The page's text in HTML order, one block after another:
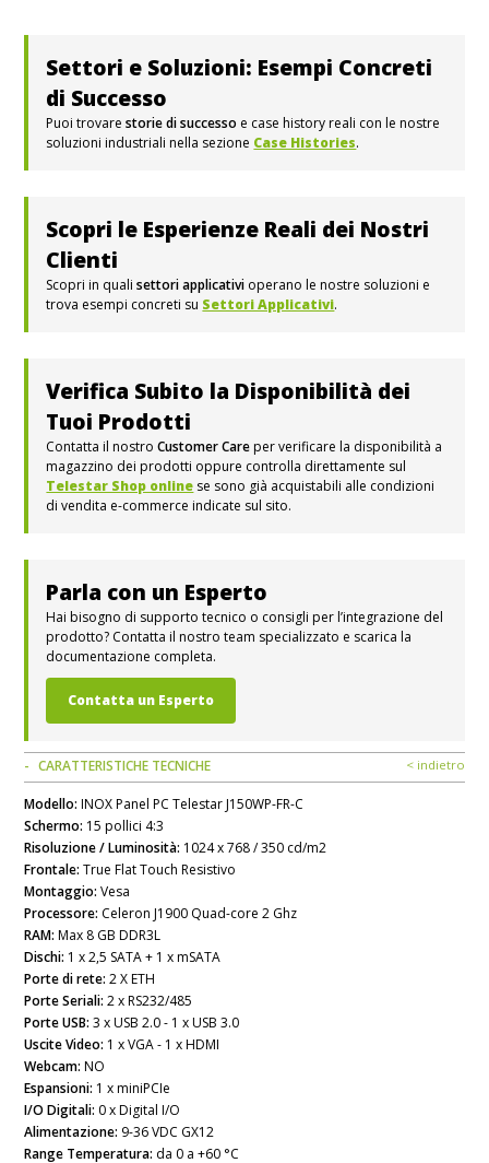
Settori e Soluzioni: Esempi Concreti
di Successo
Puoi trovarestorie di successo e case history reali con le nostre
soluzioni industriali nella sezione Case Histories.
Scopri le Esperienze Reali dei Nostri
Clienti
Scopri in qualisettori applicativi operano le nostre soluzioni e
trova esempi concreti su Settori Applicativi.
Verifica Subito la Disponibilità dei
Tuoi Prodotti
Contatta il nostroCustomer Care per verificare la disponibilità a
magazzino dei prodotti oppure controlla direttamente sul
Telestar Shop online se sono già acquistabili alle condizioni
di vendita e-commerce indicate sul sito.
Parla con un Esperto
Hai bisogno di supporto tecnico o consigli per l’integrazione del
prodotto? Contatta il nostro team specializzato e scarica la
documentazione completa.
Contatta un Esperto
CARATTERISTICHE TECNICHE < indietro
Modello: INOX Panel PC Telestar J150WP-FR-C
Schermo: 15 pollici 4:3
Risoluzione / Luminosità: 1024 x 768 / 350 cd/m2
Frontale: True Flat Touch Resistivo
Montaggio: Vesa
Processore: Celeron J1900 Quad-core 2 Ghz
RAM: Max 8 GB DDR3L
Dischi: 1 x 2,5 SATA + 1 x mSATA
Porte di rete: 2 X ETH
Porte Seriali: 2 x RS232/485
Porte USB: 3 x USB 2.0 - 1 x USB 3.0
Uscite Video: 1 x VGA - 1 x HDMI
Webcam: NO
Espansioni: 1 x miniPCIe
I/O Digitali: 0 x Digital I/O
Alimentazione: 9-36 VDC GX12
Range Temperatura: da 0 a +60 °C